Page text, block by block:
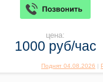
Поднят 04.08.2026 |
цена:
1000 руб/час